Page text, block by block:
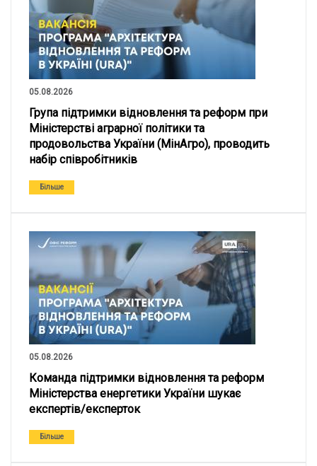
05.08.2026
Група підтримки відновлення та реформ при
Міністерстві аграрної політики та
продовольства України (МінАгро), проводить
набір співробітників
Більше
05.08.2026
Команда підтримки відновлення та реформ
Міністерства енергетики України шукає
експертів/експерток
Більше